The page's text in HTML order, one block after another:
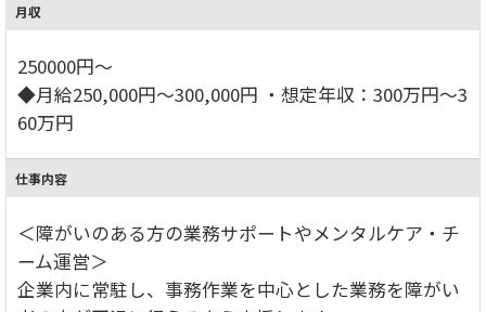
月収
250000円～
◆月給250,000円～300,000円 ・想定年収：300万円～3
60万円
仕事内容
＜障がいのある方の業務サポートやメンタルケア・チ
ーム運営＞
企業内に常駐し、事務作業を中心とした業務を障がい